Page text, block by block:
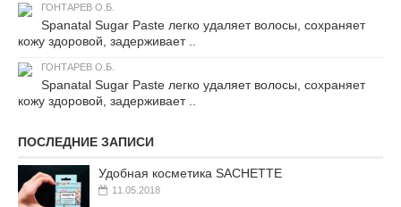
ГОНТАРЕВ О.Б.
Spanatal Sugar Paste легко удаляет волосы, сохраняет
кожу здоровой, задерживает ..
ГОНТАРЕВ О.Б.
Spanatal Sugar Paste легко удаляет волосы, сохраняет
кожу здоровой, задерживает ..
ПОСЛЕДНИЕ ЗАПИСИ
Удобная косметика SACHETTE
11.05.2018